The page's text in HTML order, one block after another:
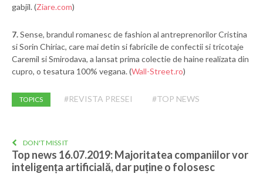
gabjil. (Ziare.com)
7.Sense, brandul romanesc de fashion al antreprenorilor Cristina
si Sorin Chiriac, care mai detin si fabricile de confectii si tricotaje
Caremil si Smirodava, a lansat prima colectie de haine realizata din
cupro, o tesatura 100% vegana. (Wall-Street.ro)
TOPICS #REVISTA PRESEI #TOP NEWS
DON'T MISS IT
Top news 16.07.2019: Majoritatea companiilor vor
inteligența artificială, dar puține o folosesc